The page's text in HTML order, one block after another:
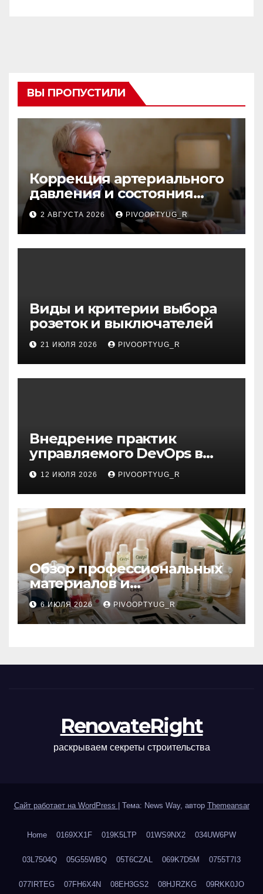
ВЫ ПРОПУСТИЛИ
Коррекция артериального
давления и состояния
сосудов в профилактике
инсульта
2 АВГУСТА 2026 PIVOOPTYUG_R
Виды и критерии выбора
розеток и выключателей
21 ИЮЛЯ 2026 PIVOOPTYUG_R
Внедрение практик
управляемого DevOps в
корпоративную ИТ-
инфраструктуру
12 ИЮЛЯ 2026 PIVOOPTYUG_R
Обзор профессиональных
материалов и
инструментов для
маникюра, депиляции,
наращивания ресниц и
6 ИЮЛЯ 2026 PIVOOPTYUG_R
RenovateRight
раскрываем секреты строительства
Сайт работает на WordPress Тема: News Way, автор Themeansar
Home 0169XX1F 019K5LTP 01WS9NX2 034UW6PW
03L7504Q 05G55WBQ 05T6CZAL 069K7D5M 0755T7I3
077IRTEG 07FH6X4N 08EH3GS2 08HJRZKG 09RKK0JO